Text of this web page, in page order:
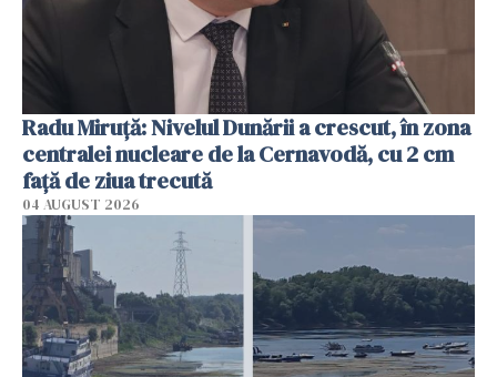
Radu Miruţă: Nivelul Dunării a crescut, în zona
centralei nucleare de la Cernavodă, cu 2 cm
faţă de ziua trecută
04 AUGUST 2026